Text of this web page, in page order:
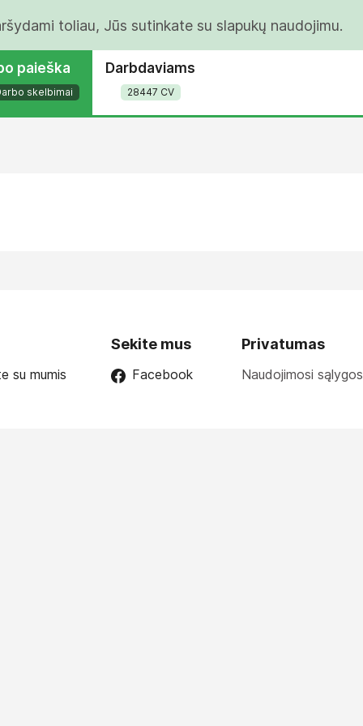
toliau, Jūs sutinkate su slapukų naudojimu.
paieška
skelbimai
Darbdaviams
28447 CV
su mumis
Sekite mus
Facebook
Privatumas
Naudojimosi sąlygos